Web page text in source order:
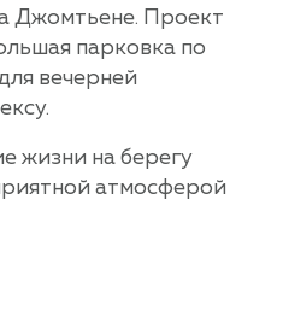
Джомтьене. Проект
парковка по
вечерней
жизни на берегу
атмосферой